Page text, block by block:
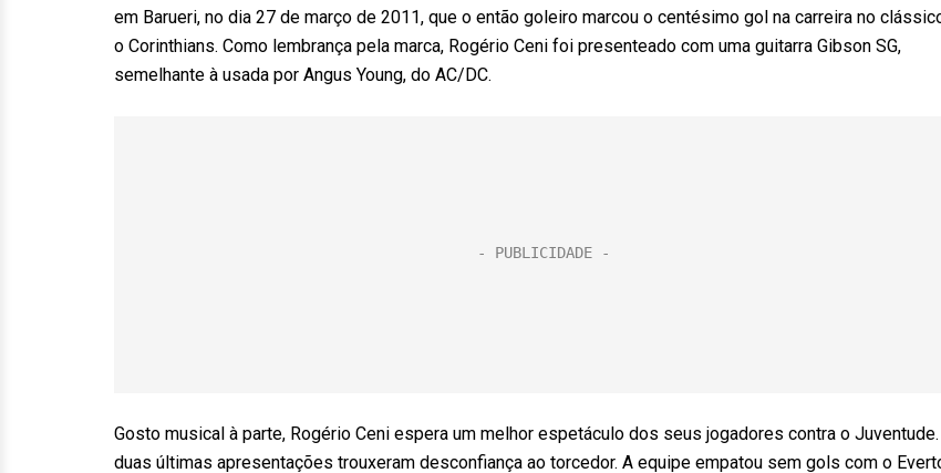
em Barueri, no dia 27 de março de 2011, que o então goleiro marcou o centésimo gol na carreira no
o Corinthians. Como lembrança pela marca, Rogério Ceni foi presenteado com uma guitarra Gibson SG,
semelhante à usada por Angus Young, do AC/DC.
Gosto musical à parte, Rogério Ceni espera um melhor espetáculo dos seus jogadores contra o
duas últimas apresentações trouxeram desconfiança ao torcedor. A equipe empatou sem gols com o